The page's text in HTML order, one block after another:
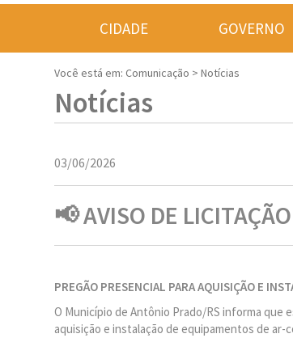
CIDADE GOVERNO
Você está em: Comunicação > Notícias
Notícias
03/06/2026
📢 AVISO DE LICITAÇÃO
PREGÃO PRESENCIAL PARA AQUISIÇÃO E
O Município de Antônio Prado/RS informa que
aquisição e instalação de equipamentos de